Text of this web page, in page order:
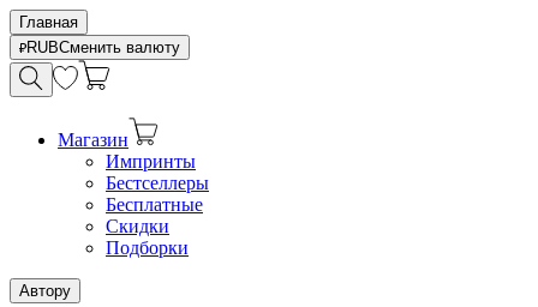
Главная
RUBСменить валюту
Магазин
Импринты
Бестселлеры
Бесплатные
Скидки
Подборки
Автору